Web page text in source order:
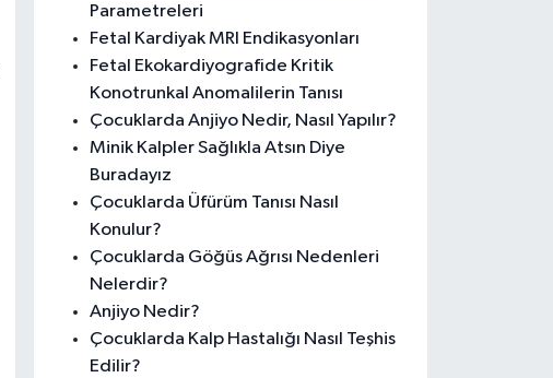
Parametreleri
Fetal Kardiyak MRI Endikasyonları
Fetal Ekokardiyografide Kritik
Konotrunkal Anomalilerin Tanısı
Çocuklarda Anjiyo Nedir, Nasıl Yapılır?
Minik Kalpler Sağlıkla Atsın Diye
Buradayız
Çocuklarda Üfürüm Tanısı Nasıl
Konulur?
Çocuklarda Göğüs Ağrısı Nedenleri
Nelerdir?
Anjiyo Nedir?
Çocuklarda Kalp Hastalığı Nasıl Teşhis
Edilir?